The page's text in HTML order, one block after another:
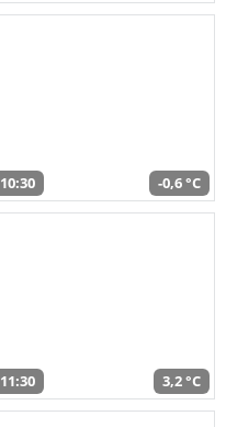
10:30 -0,6 °C
11:30 3,2 °C